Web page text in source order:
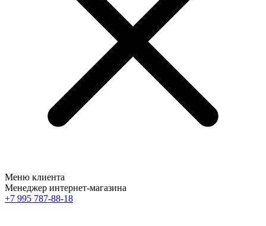
Меню клиента
Менеджер интернет-магазина
+7 995 787-88-18